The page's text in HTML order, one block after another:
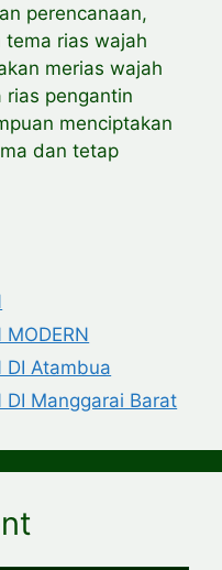
perencanaan,
tema rias wajah
merias wajah
rias pengantin
menciptakan
dan tetap
MODERN
DI Atambua
DI Manggarai Barat